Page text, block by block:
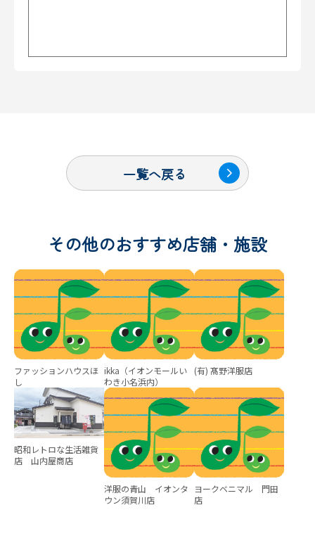
一覧へ戻る
その他のおすすめ店舗・施設
ファッションハウスほ
し
ikka（イオンモールい
わき小名浜内）
(有) 髙野洋服店
昭和レトロな生活雑貨
店 山内屋商店
洋服の青山 イオンタ
ウン須賀川店
ヨークベニマル 門田
店